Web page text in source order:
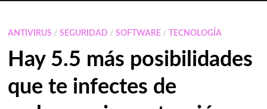
ANTIVIRUS / SEGURIDAD / SOFTWARE/ TECNOLOGÍA
Hay 5.5 más posibilidades
que te infectes de